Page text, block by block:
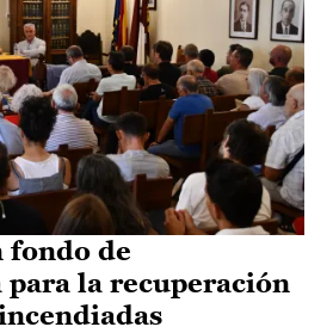
fondo de
la recuperación